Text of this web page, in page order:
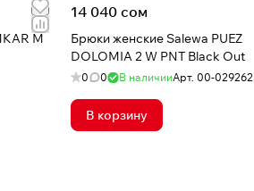
M
14 040 сом
Брюки женские Salewa PUEZ
DOLOMIA 2 W PNT Black Out
0 0 В наличииАрт.00-029262
В корзину